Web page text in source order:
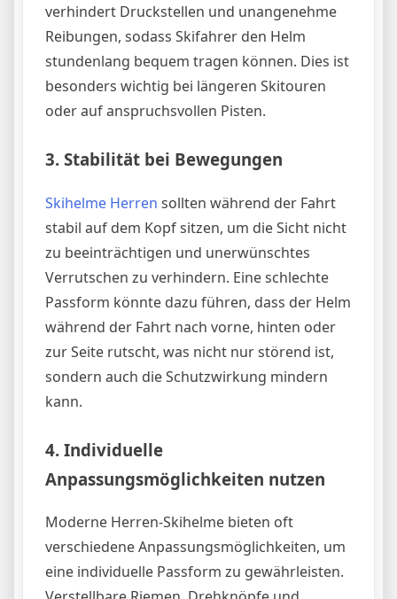
verhindert Druckstellen und unangenehme
Reibungen, sodass Skifahrer den Helm
stundenlang bequem tragen können. Dies ist
besonders wichtig bei längeren Skitouren
oder auf anspruchsvollen Pisten.
3. Stabilität bei Bewegungen
Skihelme Herren sollten während der Fahrt
stabil auf dem Kopf sitzen, um die Sicht nicht
zu beeinträchtigen und unerwünschtes
Verrutschen zu verhindern. Eine schlechte
Passform könnte dazu führen, dass der Helm
während der Fahrt nach vorne, hinten oder
zur Seite rutscht, was nicht nur störend ist,
sondern auch die Schutzwirkung mindern
kann.
4. Individuelle
Anpassungsmöglichkeiten nutzen
Moderne Herren-Skihelme bieten oft
verschiedene Anpassungsmöglichkeiten, um
eine individuelle Passform zu gewährleisten.